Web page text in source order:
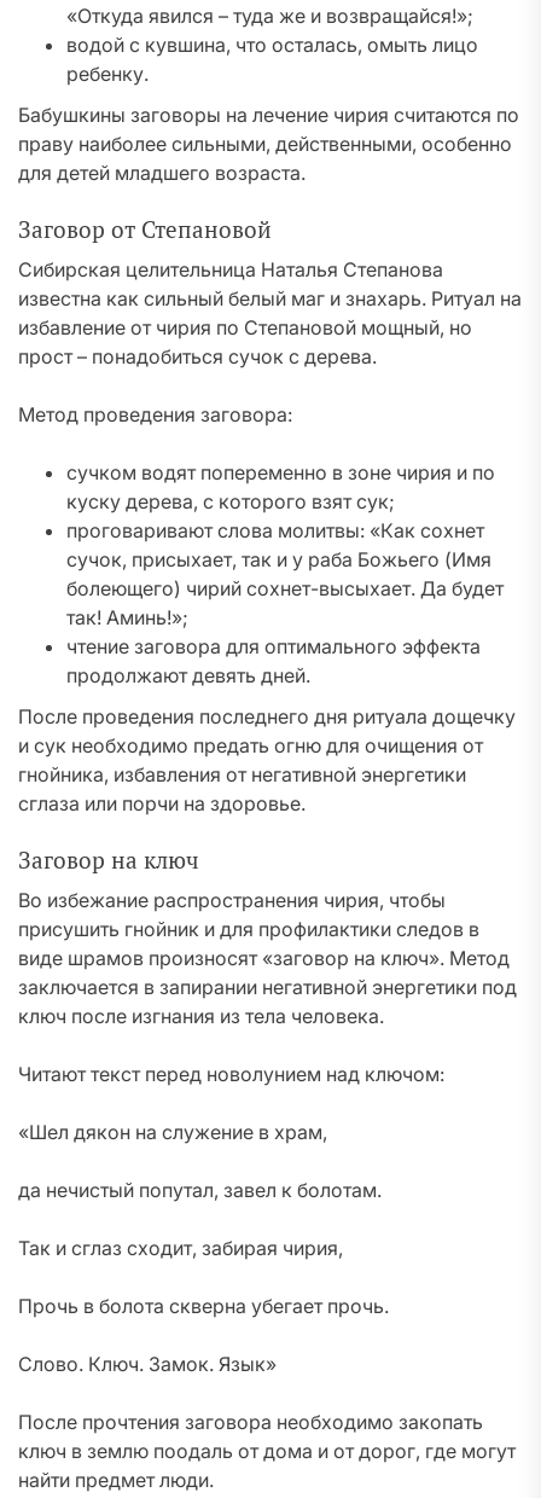
«Откуда явился – туда же и возвращайся!»;
водой с кувшина, что осталась, омыть лицо
ребенку.
Бабушкины заговоры на лечение чирия считаются по
праву наиболее сильными, действенными, особенно
для детей младшего возраста.
Заговор от Степановой
Сибирская целительница Наталья Степанова
известна как сильный белый маг и знахарь. Ритуал на
избавление от чирия по Степановой мощный, но
прост – понадобиться сучок с дерева.
Метод проведения заговора:
сучком водят попеременно в зоне чирия и по
куску дерева, с которого взят сук;
проговаривают слова молитвы: «Как сохнет
сучок, присыхает, так и у раба Божьего (Имя
болеющего) чирий сохнет-высыхает. Да будет
так! Аминь!»;
чтение заговора для оптимального эффекта
продолжают девять дней.
После проведения последнего дня ритуала дощечку
и сук необходимо предать огню для очищения от
гнойника, избавления от негативной энергетики
сглаза или порчи на здоровье.
Заговор на ключ
Во избежание распространения чирия, чтобы
присушить гнойник и для профилактики следов в
виде шрамов произносят «заговор на ключ». Метод
заключается в запирании негативной энергетики под
ключ после изгнания из тела человека.
Читают текст перед новолунием над ключом:
«Шел дякон на служение в храм,
да нечистый попутал, завел к болотам.
Так и сглаз сходит, забирая чирия,
Прочь в болота скверна убегает прочь.
Слово. Ключ. Замок. Язык»
После прочтения заговора необходимо закопать
ключ в землю поодаль от дома и от дорог, где могут
найти предмет люди.